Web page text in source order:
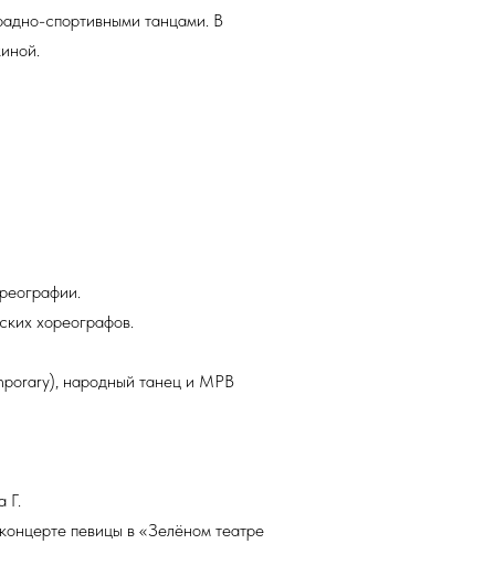
спортивными танцами. В
хореографов.
народный танец и МРВ
Г.
певицы в «Зелёном театре